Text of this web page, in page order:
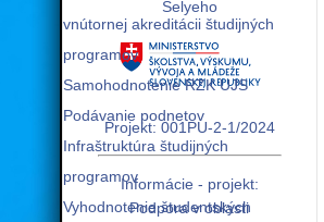
vnútornej akreditácii študijných
programov
Samohodnotenie RZK UJS
Podávanie podnetov
Infraštruktúra študijných
programov
Vyhodnotenie študentských
Selyeho
Projekt: 001PU-2-1/2024
Informácie - projekt:
Podpora v oblasti